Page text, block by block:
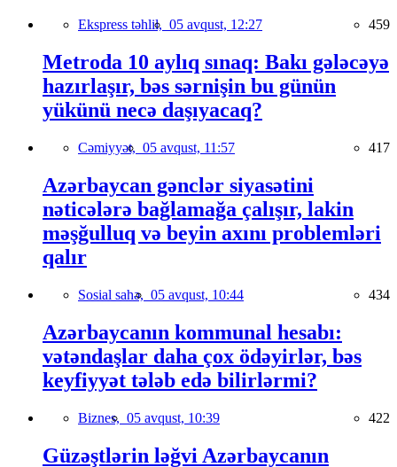
Ekspress təhlil, 05 avqust, 12:27 459
Metroda 10 aylıq sınaq: Bakı gələcəyə
hazırlaşır, bəs sərnişin bu günün
yükünü necə daşıyacaq?
Cəmiyyət, 05 avqust, 11:57 417
Azərbaycan gənclər siyasətini
nəticələrə bağlamağa çalışır, lakin
məşğulluq və beyin axını problemləri
qalır
Sosial sahə, 05 avqust, 10:44 434
Azərbaycanın kommunal hesabı:
vətəndaşlar daha çox ödəyirlər, bəs
keyfiyyət tələb edə bilirlərmi?
Biznes, 05 avqust, 10:39 422
Güzəştlərin ləğvi Azərbaycanın